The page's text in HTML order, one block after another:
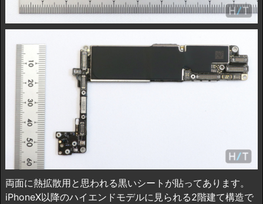
両面に熱拡散用と思われる黒いシートが貼ってあります。
iPhoneX以降のハイエンドモデルに見られる2階建て構造で